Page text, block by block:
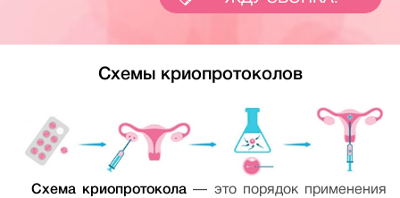
Схемы криопротоколов
Схема криопротокола — это порядок применения